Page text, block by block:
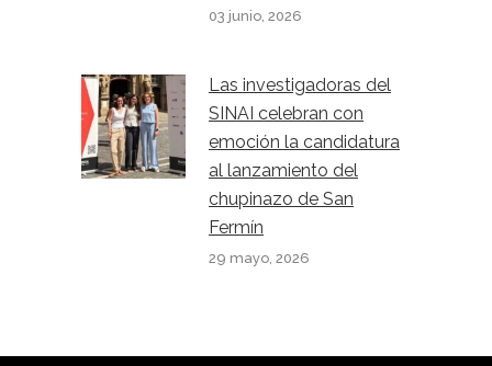
03 junio, 2026
Las investigadoras del
SINAI celebran con
emoción la candidatura
al lanzamiento del
chupinazo de San
Fermín
29 mayo, 2026